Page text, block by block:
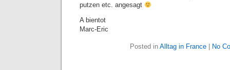
putzen etc. angesagt
A bientot
Marc-Eric
Posted in Alltag in France No